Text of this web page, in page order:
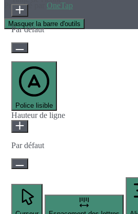
Propulsé par OneTap
Masquer la barre d'outils
Par défaut
Police lisible
Hauteur de ligne
Par défaut